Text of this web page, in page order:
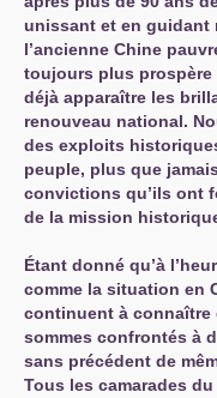
unissant et en guidant
l’ancienne Chine
toujours plus
déjà apparaître les
renouveau national.
des exploits
peuple, plus que
convictions qu’ils ont
de la mission
Étant donné qu’à
comme la situation en
continuent à connaître
sommes confrontés à
sans précédent de
Tous les camarades